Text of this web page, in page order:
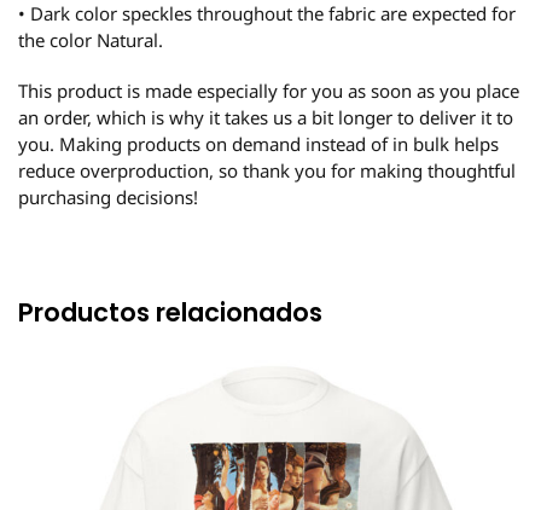
• Dark color speckles throughout the fabric are expected for
the color Natural.
This product is made especially for you as soon as you place
an order, which is why it takes us a bit longer to deliver it to
you. Making products on demand instead of in bulk helps
reduce overproduction, so thank you for making thoughtful
purchasing decisions!
Productos relacionados